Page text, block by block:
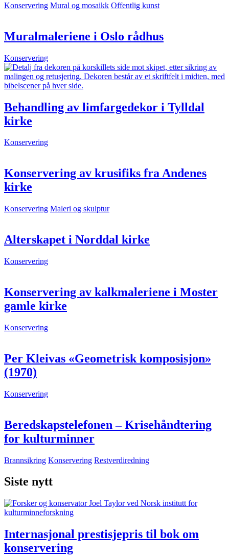
Konservering Mural og mosaikk Offentlig kunst
Muralmaleriene i Oslo rådhus
Konservering
Behandling av limfargedekor i Tylldal
kirke
Konservering
Konservering av krusifiks fra Andenes
kirke
Konservering Maleri og skulptur
Alterskapet i Norddal kirke
Konservering
Konservering av kalkmaleriene i Moster
gamle kirke
Konservering
Per Kleivas «Geometrisk komposisjon»
(1970)
Konservering
Beredskapstelefonen – Krisehåndtering
for kulturminner
Brannsikring Konservering Restverdiredning
Siste nytt
Internasjonal prestisjepris til bok om
konservering